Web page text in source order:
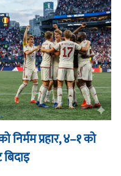
प्रहार, ४–१ को